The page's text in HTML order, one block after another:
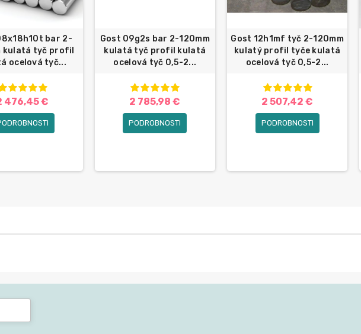
bar 2-
kulatá tyč profil
ocelová tyč...
476,45 €
Gost 09g2s bar 2-120mm
kulatá tyč profil kulatá
ocelová tyč 0,5-2...
2 785,98 €
PODROBNOSTI
Gost 12h1mf tyč 2-120mm
kulatý profil tyče kulatá
ocelová tyč 0,5-2...
2 507,42 €
PODROBNOSTI